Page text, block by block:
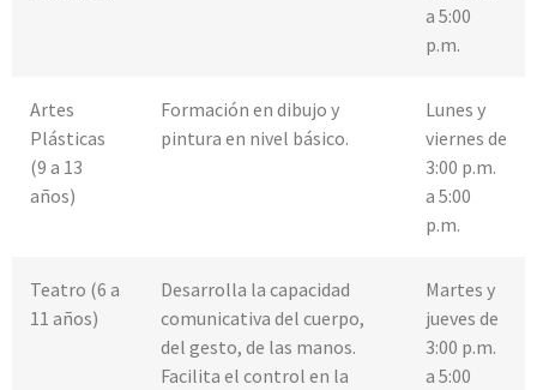
a 5:00
p.m.
Artes
Plásticas
(9 a 13
años)
Formación en dibujo y
pintura en nivel básico.
Lunes y
viernes de
3:00 p.m.
a 5:00
p.m.
Teatro (6 a
11 años)
Desarrolla la capacidad
comunicativa del cuerpo,
del gesto, de las manos.
Facilita el control en la
Martes y
jueves de
3:00 p.m.
a 5:00